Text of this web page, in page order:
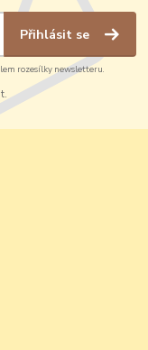
Přihlásit se
rozesílky newsletteru.